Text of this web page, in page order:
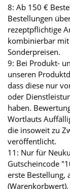
8: Ab 150 €
Bestellungen
rezeptpflichtige
kombinierbar mit
Sonderpreisen.
9: Bei Produkt-
unseren
dass diese nur
oder
haben.
Wortlauts
die insoweit zu
veröffentlicht.
11: Nur für
Gutscheincode
erste Bestellung,